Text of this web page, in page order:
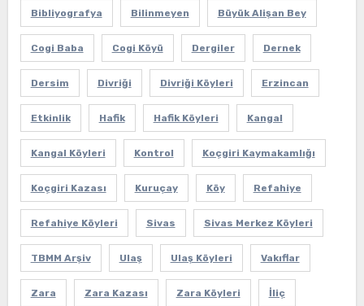
Bibliyografya Bilinmeyen Büyük Alişan Bey
Cogi Baba Cogi Köyü Dergiler Dernek
Dersim Divriği Divriği Köyleri Erzincan
Etkinlik Hafik Hafik Köyleri Kangal
Kangal Köyleri Kontrol Koçgiri Kaymakamlığı
Koçgiri Kazası Kuruçay Köy Refahiye
Refahiye Köyleri Sivas Sivas Merkez Köyleri
TBMM Arşiv Ulaş Ulaş Köyleri Vakıflar
Zara Zara Kazası Zara Köyleri İliç